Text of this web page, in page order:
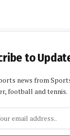
to
news from
football and tennis.